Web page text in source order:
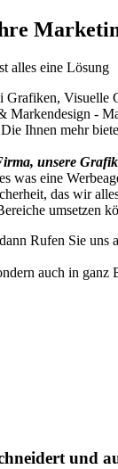
Visuelle
-
Ihnen mehr
unsere
was eine
das wir
umsetzen
Rufen Sie
auch in
und